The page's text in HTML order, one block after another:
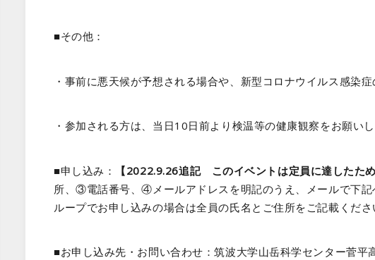
■その他：
・事前に悪天候が予想される場合や、新型コロナウイルス感染
・参加される方は、当日10日前より検温等の健康観察をお願いし
■申し込み： 【2022.9.26追記 このイベントは定員に達したた
所、③電話番号、④メールアドレスを明記のうえ、メールで下
ループでお申し込みの場合は全員の氏名とご住所をご記載くださ
■お申し込み先・お問い合わせ：筑波大学山岳科学センター菅平